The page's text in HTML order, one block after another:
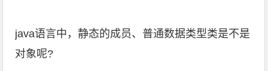
java语言中，静态的成员、普通数据类型类是不是
对象呢?